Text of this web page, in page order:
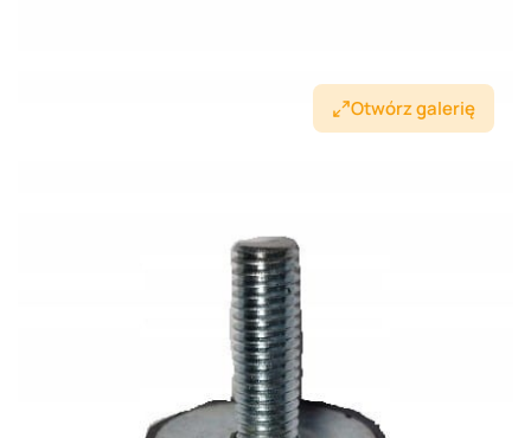
Otwórz galerię